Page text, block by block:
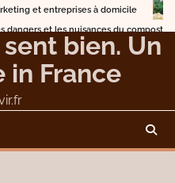
et entreprises à domicile
et les nuisances du compostage
bien. Un
in France